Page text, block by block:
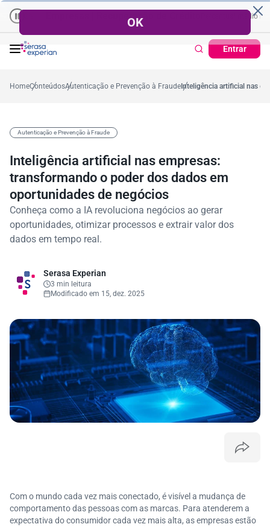
-0,2% Empresas | Recuperação de Crédito Percentual médio no ano
Entrar
no ano Cartão de Crédito |
HomeConteúdosAutenticação e Prevenção à Fraude Inteligência artificial nas
Autenticação e Prevenção à Fraude
Inteligência artificial nas empresas:
transformando o poder dos dados em
oportunidades de negócios
Conheça como a IA revoluciona negócios ao gerar
oportunidades, otimizar processos e extrair valor dos
dados em tempo real.
Serasa Experian
3 min leitura
Modificado em 15, dez. 2025
Com o mundo cada vez mais conectado, é visível a mudança de
comportamento das pessoas com as marcas. Para atenderem a
expectativa do consumidor cada vez mais alta, as empresas estão